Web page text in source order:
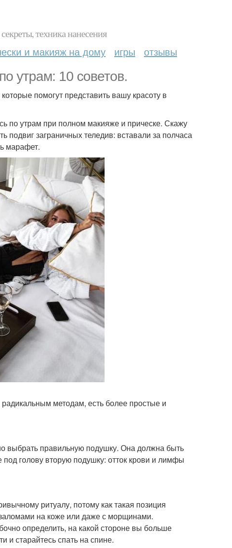
техника нанесения
и макияж на дому игры отзывы
утрам: 10 советов.
помогут представить вашу красоту в
по утрам при полном макияже и прическе. Скажу
заграничных теледив: вставали за полчаса
марафет.
методам, есть более простые и
выбрать правильную подушку. Она должна быть
голову вторую подушку: отток крови и лимфы
ритуалу, потому как такая позиция
на коже или даже с морщинами.
определить, на какой стороне вы больше
и старайтесь спать на спине.